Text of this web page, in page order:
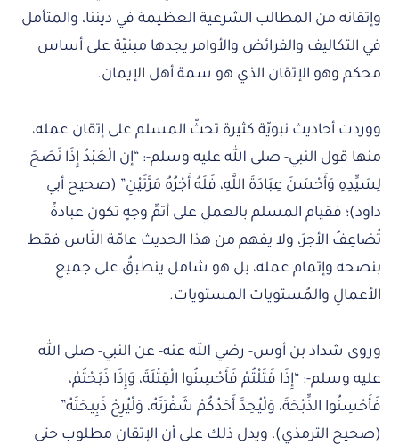
وإتقانه من المطالب الشرعية العظيمة في ديننا، والمتأمل
في التكاليف والفرائض والأوامر يجدها مبنيّة على أساس
محكم وهو الإتقان الذي هو سمة أهل الإيمان.
ووردت أحاديث نبويّة كثيرة تحثّ المسلم على إتقان عمله،
منها قول النبي- صلى الله عليه وسلم-: “إن الْعَبْدُ إِذَا نَصَحَ
لِسَيِّدِهِ وَأَحْسَنَ عِبَادَةَ اللَّهِ، فَلَهُ أَجْرُهُ مَرَّتَيْنِ” (صحيح أبي
داود)؛ فقيام المسلم بالعملِ على أتمِّ وجهٍ تكون عبادةً
تُضاعِفُ الأجرَ، ولا يفهم من هذا الحديث عامّة النّاس فقط
بنصحه وإتمام عمله، بل هو شامل ينطبقُ على جميعِ
الأعمالِ والمُستويات المستويات.
وروى شداد بن أوس- رضي الله عنه- عن النبي- صلى الله
عليه وسلم-: “إِذَا قَتَلْتُمْ فَأَحْسِنُوا الْقِتْلَةَ، وَإِذَا ذَبَحْتُمْ،
فَأَحْسِنُوا الذِّبْحَةَ، وَلْيُحِدَّ أَحَدُكُمْ شَفْرَتَهُ، وَلْيُرِحْ ذَبِيحَتَهُ”
(صحيح الترمذي)، ويدل ذلك على أن الإتقان مطلوب حتى